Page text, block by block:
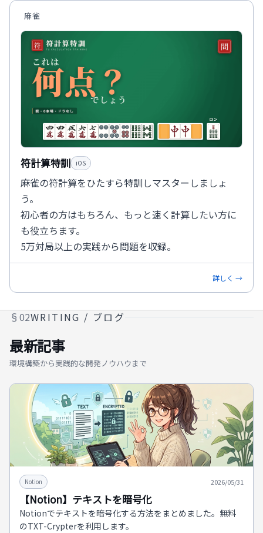
麻雀
符計算特訓 iOS
麻雀の符計算をひたすら特訓しマスターしましょ
う。
初心者の方はもちろん、もっと速く計算したい方に
も役立ちます。
5万対局以上の実践から問題を収録。
詳しく →
§02WRITING / ブログ
最新記事
環境構築から実践的な開発ノウハウまで
Notion 2026/05/31
【Notion】テキストを暗号化
Notionでテキストを暗号化する方法をまとめました。無料
のTXT-Crypterを利用します。